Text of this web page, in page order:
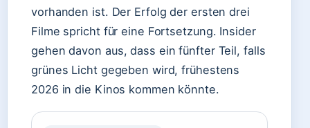
vorhanden ist. Der Erfolg der ersten drei
Filme spricht für eine Fortsetzung. Insider
gehen davon aus, dass ein fünfter Teil, falls
grünes Licht gegeben wird, frühestens
2026 in die Kinos kommen könnte.